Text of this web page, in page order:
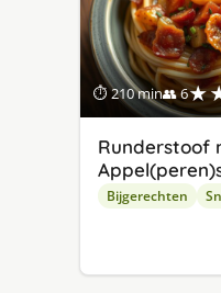
⏱ 210 min👥 6
Runderstoof
Bijgerechten